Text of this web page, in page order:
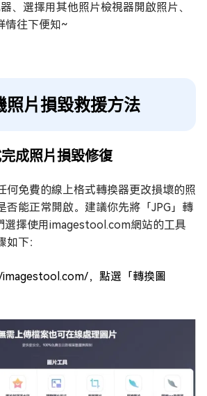
、選擇用其他照片檢視器開啟照片、
往下便知~
照片損毀救援方法
成照片損毀修復
何免費的線上格式轉換器更改損壞的照
否能正常開啟。建議你先將「JPG」轉
選擇使用imagestool.com網站的工具
下：
，點選「轉換圖